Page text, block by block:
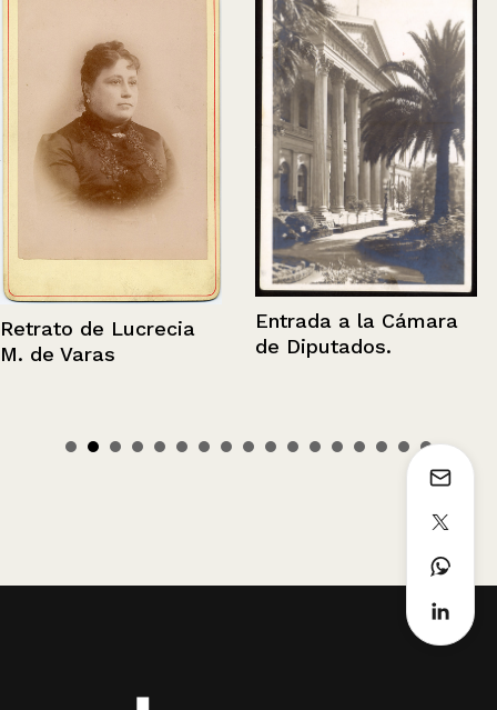
Retrato de Lucrecia
M. de Varas
Entrada a la Cámara
de Diputados.